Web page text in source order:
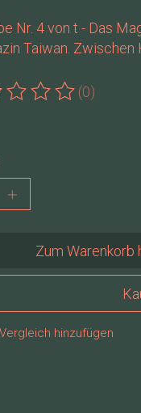
Nr. 4 von t - Das
Taiwan. Zwischen
dieses
(0)
Zum Warenkorb
hinzufügen